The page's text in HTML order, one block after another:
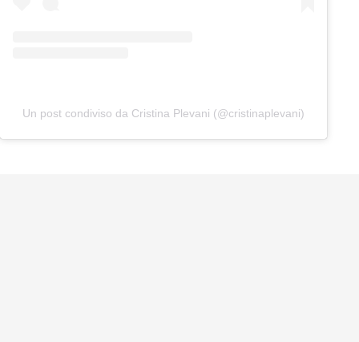
Un post condiviso da Cristina Plevani (@cristinaplevani)